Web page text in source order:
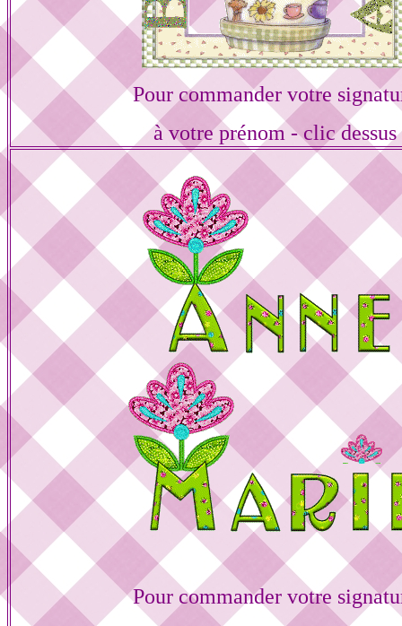
Pour commander votre
à votre prénom - clic dessus
Pour commander votre